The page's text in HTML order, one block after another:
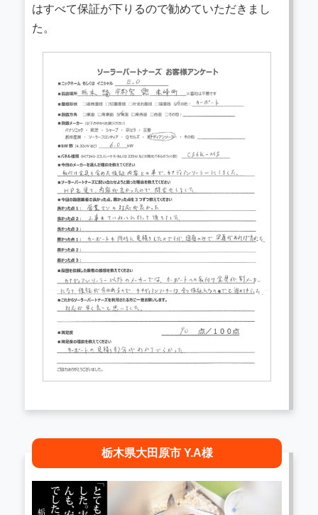
はすべて保証が下りるので勧めていただきまし
た。
栃木県大田原市 Y.A様